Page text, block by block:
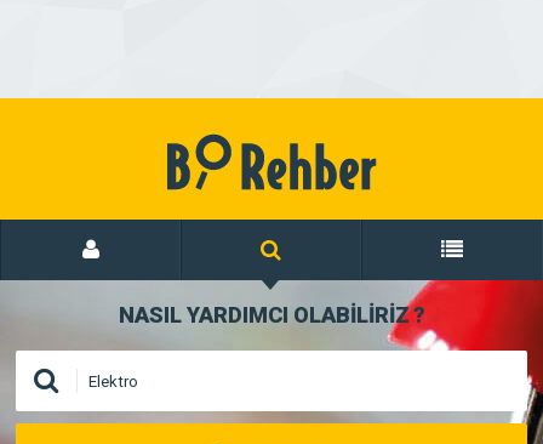
NASIL YARDIMCI OLABİLİRİZ?